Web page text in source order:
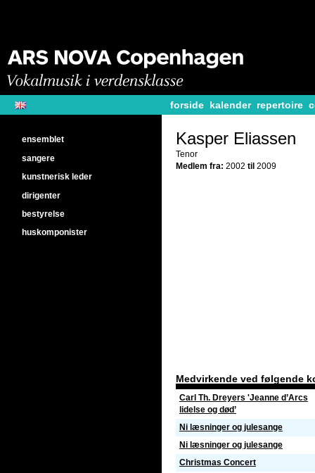
forside kalender repertoire
Kasper Eliassen
Tenor
Medlem fra: 2002 til 2009
Medvirkende ved følgende
Carl Th. Dreyers 'Jeanne d’Arcs
lidelse og død’
Ni læsninger og julesange
Ni læsninger og julesange
Christmas Concert
ensemblet
sangere
kunstnerisk leder
dirigenter
bestyrelse
huskomponister